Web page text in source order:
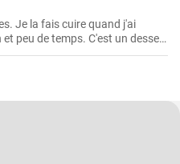
Je la fais cuire quand j'ai
peu de temps. C'est un dessert